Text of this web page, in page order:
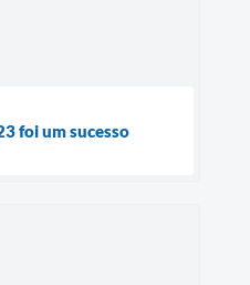
foi um sucesso